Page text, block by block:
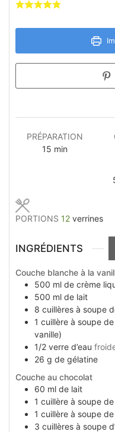
PRÉPARATION
15minutes
min
PORTIONS 12 verrines
INGRÉDIENTS
Couche blanche à la
500 ml de crème
500 ml de lait
8 cuillères à soupe
1 cuillère à soupe
vanille)
1/2 verre d’eau
26 g de gélatine
Couche au chocolat
60 ml de lait
1 cuillère à soupe
1 cuillère à soupe
3 cuillères à soupe